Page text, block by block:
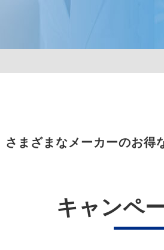
さまざまなメーカーのお得
キャンペ